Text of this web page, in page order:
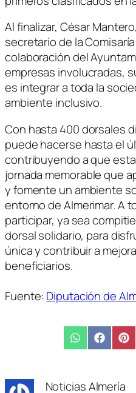
Al finalizar, César
secretario de la
colaboración del
empresas involucradas,
es integrar a toda la
ambiente inclusivo.
Con hasta 400 dorsales
puede hacerse hasta el
contribuyendo a que
jornada memorable que
y fomente un ambiente
entorno de Almerimar. A
participar, ya sea
dorsal solidario, para
única y contribuir a
beneficiarios.
Fuente: Diputación de
Compartir
en
WhatsApp
en
Noticias Almería